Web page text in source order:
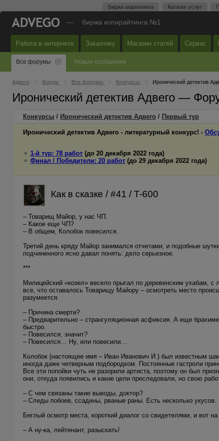
Биржа маркетинга Каталог услуг
— биржа копирайтинга №1
Работа в интернете Заказчику Магазин статей Сервис
Все форумы Новые сообщения
Адвего Форум Все форумы Конкурсы Иронический детектив
Иронический детектив Адвего —
Конкурсы / Иронический детектив Адвего / Первый тур
Иронический детектив Адвего - литературный конкурс! -
1-й тур: 78 работ (до 20 декабря 2022 года)
Финал / Победители: 20 работ (до 29 декабря 2022 года)
Как в сказке / #41 / T-600
– Товарищ Майор, у нас ЧП.
– Какое еще ЧП?
– В общем, Колобок повесился.
Третий день кряду Майор занимался отчетами, и подобные
подчиненного ясно давал понять: дело серьезное.
***
Милицейский «козел» весело прыгал по деревенским ухабам,
все, что оставалось Товарищу Майору – осмотреть место
разумеется.
– Причина смерти?
– Предварительно – странгуляционная асфиксия. А еще
быстро.
– Повесился, значит?
– Повесился… Ну, или повесили…
Колобок (настоящее имя – Иван Иванович И.) был известным
иногда даже четверным подбородком. Постоянные гастроли
Все эти попойки чуть не разорили артиста, поэтому он был
они, откуда появились и какие цели преследовали, но свою
– С чем связаны такие выводы, доктор?
– Следы побоев, ссадины, рваные раны. Есть несколько укусов.
Беглый осмотр места, короткий диалог со свидетелями, и вот
– А ну-ка, лейтенант, разыскать!